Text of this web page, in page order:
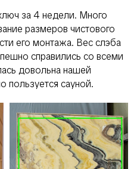
за 4 недели. Много
размеров чистового
его монтажа. Вес слэба
справились со всеми
довольна нашей
пользуется сауной.